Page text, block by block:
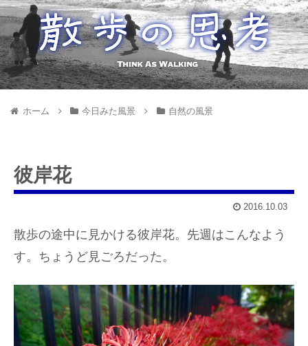
ホーム 今日みた風景 自然の風景
彼岸花
2016.10.03
散歩の途中に見かける彼岸花。先週はこんなよう
す。ちょうど見ごろだった。